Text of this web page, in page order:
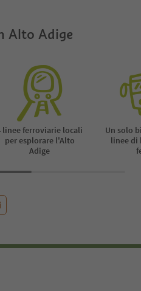
Alto Adige
linee ferroviarie locali
per esplorare l'Alto
Adige
Un solo
linee di